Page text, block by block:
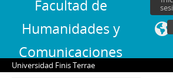
Facultad de
Humanidades y
Comunicaciones
Universidad Finis Terrae
92 - Carta de Jorge Alessandri a
93 - Carta de Jorge Alessandri a
95 - Carta de un funcionario [desconocido] de
96 - Carta firmada de la dirección de la